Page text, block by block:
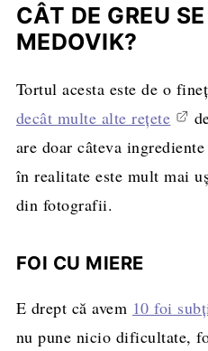
CÂT DE GREU
MEDOVIK?
Tortul acesta este de o
decât multe alte rețete
are doar câteva
în realitate este mult mai
din fotografii.
FOI CU MIERE
E drept că avem 10 foi
nu pune nicio dificultate,